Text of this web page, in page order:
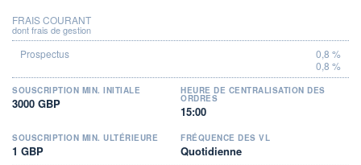
FRAIS COURANT
dont frais de gestion
0,8 %
0,8 %
SOUSCRIPTION MIN. INITIALE
3000 GBP
HEURE DE CENTRALISATION DES
ORDRES
15:00
SOUSCRIPTION MIN. ULTÉRIEURE
1 GBP
FRÉQUENCE DES VL
Quotidienne